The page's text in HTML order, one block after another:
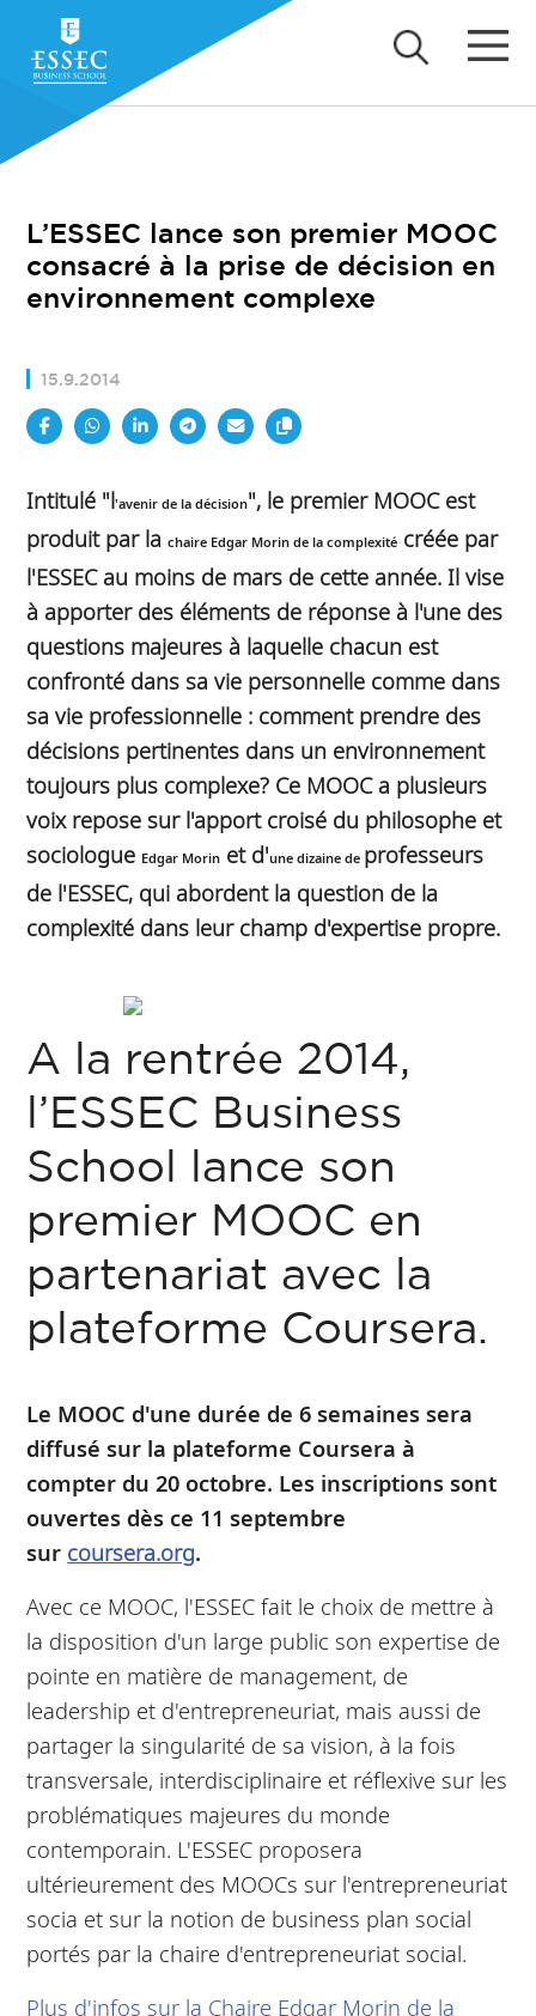
L’ESSEC lance son premier MOOC
consacré à la prise de décision en
environnement complexe
15.9.2014
Intitulé "l'avenir de la décision", le premier MOOC est
produit par lachaire Edgar Morin de la complexité créée par
l'ESSEC au moins de mars de cette année. Il vise
à apporter des éléments de réponse à l'une des
questions majeures à laquelle chacun est
confronté dans sa vie personnelle comme dans
sa vie professionnelle : comment prendre des
décisions pertinentes dans un environnement
toujours plus complexe? Ce MOOC a plusieurs
voix repose sur l'apport croisé du philosophe et
sociologue Edgar Morin et d'une dizaine de professeurs
de l'ESSEC, qui abordent la question de la
complexité dans leur champ d'expertise propre.
A la rentrée 2014,
l’ESSEC Business
School lance son
premier MOOC en
partenariat avec la
plateforme Coursera.
Le MOOC d'une durée de 6 semaines sera
diffusé sur la plateforme Coursera à
compter du 20 octobre. Les inscriptions sont
ouvertes dès ce 11 septembre
sur coursera.org.
Avec ce MOOC, l'ESSEC fait le choix de mettre à
la disposition d'un large public son expertise de
pointe en matière de management, de
leadership et d'entrepreneuriat, mais aussi de
partager la singularité de sa vision, à la fois
transversale, interdisciplinaire et réflexive sur les
problématiques majeures du monde
contemporain. L'ESSEC proposera
ultérieurement des MOOCs sur l'entrepreneuriat
socia et sur la notion de business plan social
portés par la chaire d'entrepreneuriat social.
Plus d'infos sur la Chaire Edgar Morin de la